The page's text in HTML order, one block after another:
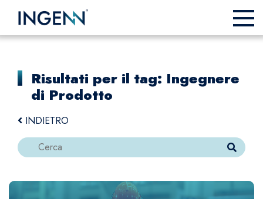
Risultati per il tag: Ingegnere
di Prodotto
INDIETRO